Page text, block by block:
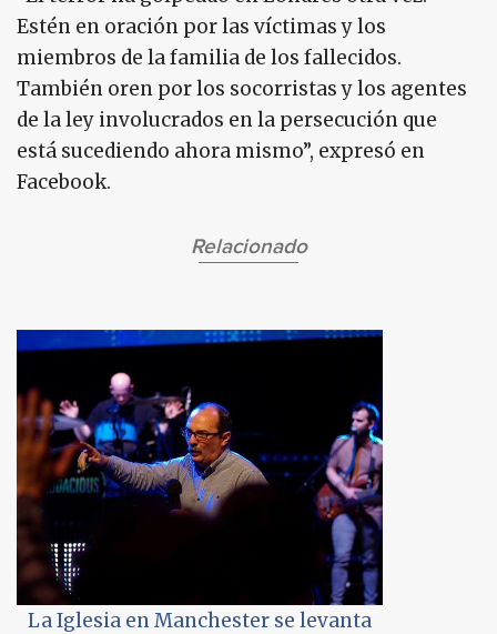
Estén en oración por las víctimas y los
miembros de la familia de los fallecidos.
También oren por los socorristas y los agentes
de la ley involucrados en la persecución que
está sucediendo ahora mismo”, expresó en
Facebook.
Relacionado
La Iglesia en Manchester se levanta